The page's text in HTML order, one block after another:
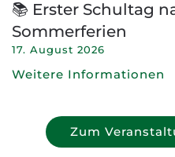
📚 Erster Schultag
Sommerferien
17. August 2026
Weitere Informationen
Zum